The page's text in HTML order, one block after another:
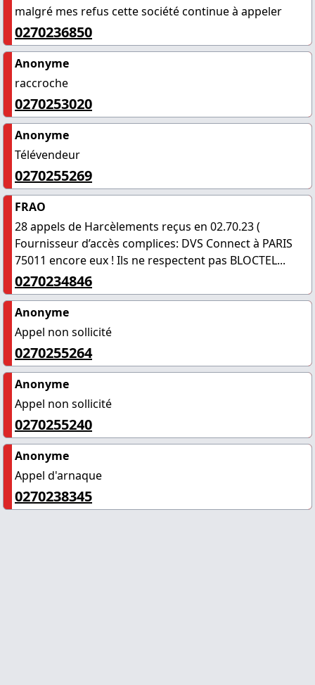
malgré mes refus cette société continue à appeler
0270236850
Anonyme
raccroche
0270253020
Anonyme
Télévendeur
0270255269
FRAO
28 appels de Harcèlements reçus en 02.70.23 (
Fournisseur d’accès complices: DVS Connect à PARIS
75011 encore eux ! Ils ne respectent pas BLOCTEL...
0270234846
Anonyme
Appel non sollicité
0270255264
Anonyme
Appel non sollicité
0270255240
Anonyme
Appel d'arnaque
0270238345